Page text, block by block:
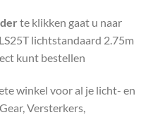
te klikken gaat u naar
lichtstandaard 2.75m
kunt bestellen
winkel voor al je licht- en
Versterkers,